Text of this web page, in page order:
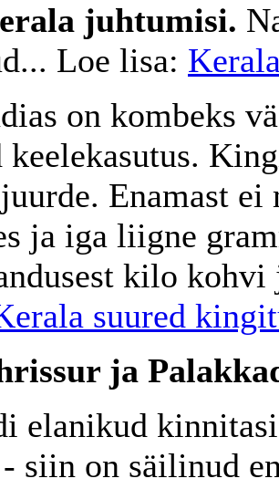
juhtumisi.
Loe lisa:
on kombeks
Enamast ei
ja iga liigne
kilo kohvi
suured
ja
elanikud
siin on säilinud